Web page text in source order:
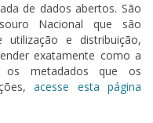
de dados abertos. São
Nacional que são
e distribuição,
exatamente como a
metadados que os
acesse esta página